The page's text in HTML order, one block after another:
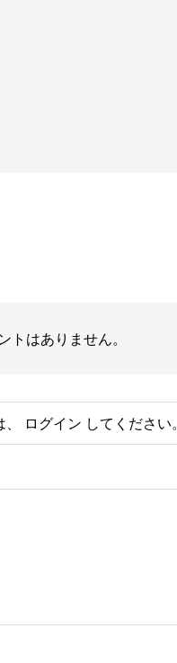
トはありません。
ログイン してください。